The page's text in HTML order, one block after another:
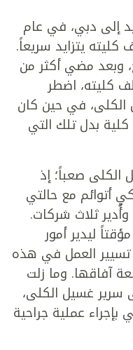
إلى دبي، في عام
كليته يتزايد سريعاً.
وبعد مضي أكثر من
كليته، اضطر
الكلى، في حين كان
كلية بدل تلك التي
صعباً؛ إذ
أتوائم مع حالتي
وأُدير ثلاث شركات.
ليدير أمور
العمل في هذه
آفاقها. وما زلت
سرير غسيل الكلى،
بإجراء عملية جراحية